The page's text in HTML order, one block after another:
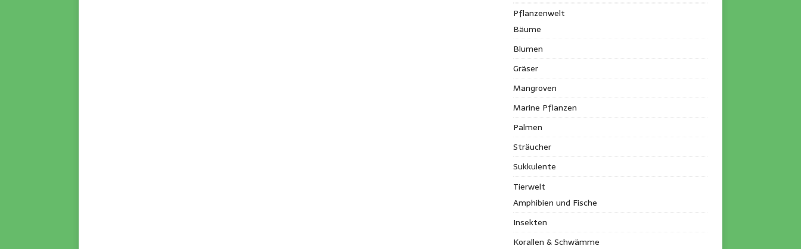
Pflanzenwelt
Bäume
Blumen
Gräser
Mangroven
Marine Pflanzen
Palmen
Sträucher
Sukkulente
Tierwelt
Amphibien und Fische
Insekten
Korallen & Schwämme